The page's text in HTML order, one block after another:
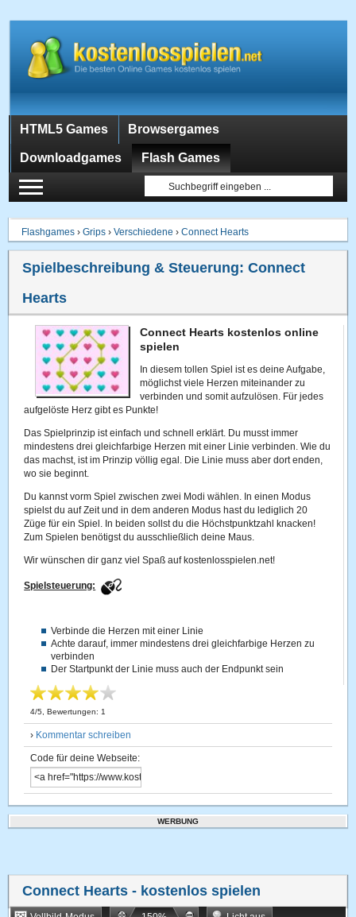
HTML5 Games Browsergames
Downloadgames Flash Games
Flashgames ›Grips ›Verschiedene ›Connect Hearts
Spielbeschreibung & Steuerung:Connect
Hearts
Connect Hearts kostenlos online
spielen
In diesem tollen Spiel ist es deine Aufgabe,
möglichst viele Herzen miteinander zu
verbinden und somit aufzulösen. Für jedes
aufgelöste Herz gibt es Punkte!
Das Spielprinzip ist einfach und schnell erklärt. Du musst immer
mindestens drei gleichfarbige Herzen mit einer Linie verbinden. Wie du
das machst, ist im Prinzip völlig egal. Die Linie muss aber dort enden,
wo sie beginnt.
Du kannst vorm Spiel zwischen zwei Modi wählen. In einen Modus
spielst du auf Zeit und in dem anderen Modus hast du lediglich 20
Züge für ein Spiel. In beiden sollst du die Höchstpunktzahl knacken!
Zum Spielen benötigst du ausschließlich deine Maus.
Wir wünschen dir ganz viel Spaß auf kostenlosspielen.net!
Spielsteuerung:
Verbinde die Herzen mit einer Linie
Achte darauf, immer mindestens drei gleichfarbige Herzen zu
verbinden
Der Startpunkt der Linie muss auch der Endpunkt sein
4/5 , Bewertungen: 1
› Kommentar schreiben
Code für deine Webseite:
WERBUNG
Connect Hearts - kostenlos spielen